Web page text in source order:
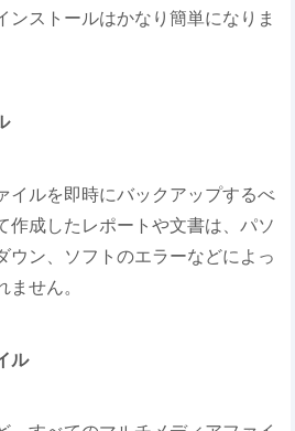
ンストールはかなり簡単になりま
イルを即時にバックアップするべ
作成したレポートや文書は、パソ
ウン、ソフトのエラーなどによっ
せん。
ル